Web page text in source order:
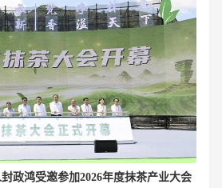
政鸿受邀参加2026年度抹茶产业大会